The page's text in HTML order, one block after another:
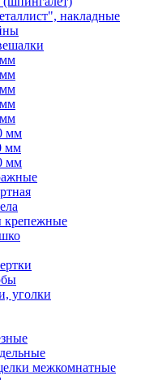
накладные
мм
мм
мм
крепежные
уголки
межкомнатные